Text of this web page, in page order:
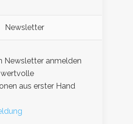
Newsletter
Newsletter anmelden
aus erster Hand